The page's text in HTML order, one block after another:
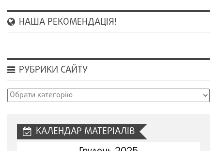
НАША РЕКОМЕНДАЦІЯ!
РУБРИКИ САЙТУ
Рубрики
КАЛЕНДАР МАТЕРІАЛІВ